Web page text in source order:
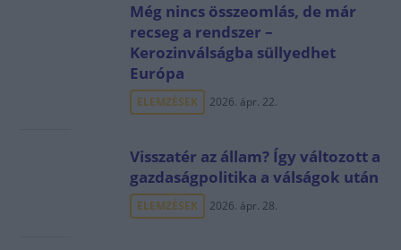
Még nincs összeomlás, de már
recseg a rendszer –
Kerozinválságba süllyedhet
Európa
ELEMZÉSEK 2026. ápr. 22.
Visszatér az állam? Így változott a
gazdaságpolitika a válságok után
ELEMZÉSEK 2026. ápr. 28.